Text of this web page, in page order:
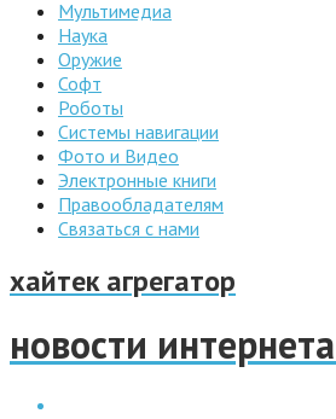
Мультимедиа
Наука
Оружие
Софт
Роботы
Системы навигации
Фото и Видео
Электронные книги
Правообладателям
Связаться с нами
хайтек агрегатор
новости